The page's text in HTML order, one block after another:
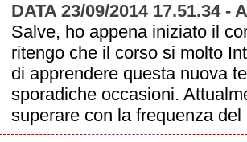
DATA 23/09/2014 17.51.34 -
Salve, ho appena iniziato il
ritengo che il corso si molto
di apprendere questa nuova
sporadiche occasioni.
superare con la frequenza